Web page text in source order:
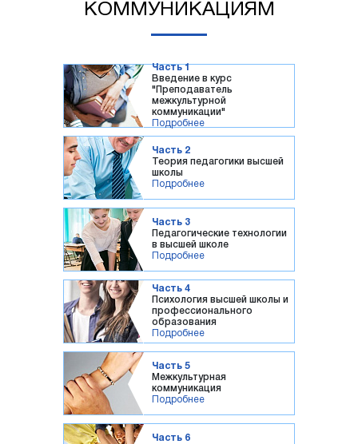
КОММУНИКАЦИЯМ
Часть 1
Введение в курс
"Преподаватель
межкультурной
коммуникации"
Подробнее
Часть 2
Теория педагогики высшей
школы
Подробнее
Часть 3
Педагогические технологии
в высшей школе
Подробнее
Часть 4
Психология высшей школы и
профессионального
образования
Подробнее
Часть 5
Межкультурная
коммуникация
Подробнее
Часть 6